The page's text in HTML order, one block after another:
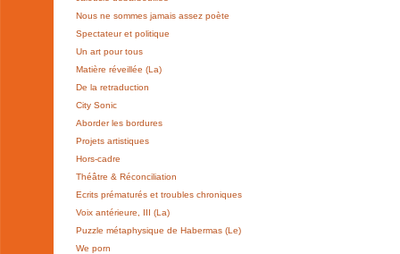
Nous ne sommes jamais assez poète
Spectateur et politique
Un art pour tous
Matière réveillée (La)
De la retraduction
City Sonic
Aborder les bordures
Projets artistiques
Hors-cadre
Théâtre & Réconciliation
Ecrits prématurés et troubles chroniques
Voix antérieure, III (La)
Puzzle métaphysique de Habermas (Le)
We porn